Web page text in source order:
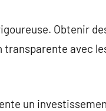
Obtenir
avec
un